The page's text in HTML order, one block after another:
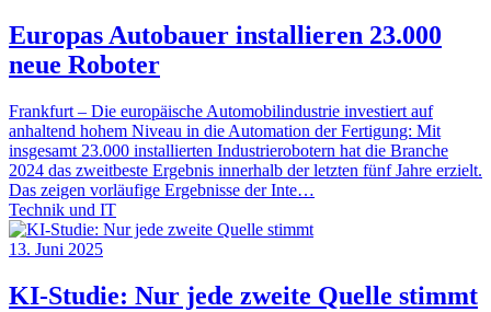
Europas Autobauer installieren 23.000
neue Roboter
Frankfurt – Die europäische Automobilindustrie investiert auf
anhaltend hohem Niveau in die Automation der Fertigung: Mit
insgesamt 23.000 installierten Industrierobotern hat die Branche
2024 das zweitbeste Ergebnis innerhalb der letzten fünf Jahre erzielt.
Das zeigen vorläufige Ergebnisse der Inte…
Technik und IT
13. Juni 2025
KI-Studie: Nur jede zweite Quelle stimmt